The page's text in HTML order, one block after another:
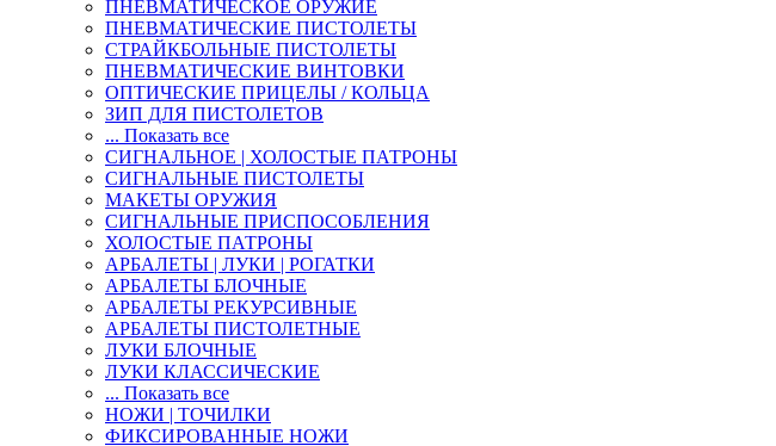
ПНЕВМАТИЧЕСКОЕ ОРУЖИЕ
ПНЕВМАТИЧЕСКИЕ ПИСТОЛЕТЫ
СТРАЙКБОЛЬНЫЕ ПИСТОЛЕТЫ
ПНЕВМАТИЧЕСКИЕ ВИНТОВКИ
ОПТИЧЕСКИЕ ПРИЦЕЛЫ / КОЛЬЦА
ЗИП ДЛЯ ПИСТОЛЕТОВ
... Показать все
СИГНАЛЬНОЕ | ХОЛОСТЫЕ ПАТРОНЫ
СИГНАЛЬНЫЕ ПИСТОЛЕТЫ
МАКЕТЫ ОРУЖИЯ
СИГНАЛЬНЫЕ ПРИСПОСОБЛЕНИЯ
ХОЛОСТЫЕ ПАТРОНЫ
АРБАЛЕТЫ | ЛУКИ | РОГАТКИ
АРБАЛЕТЫ БЛОЧНЫЕ
АРБАЛЕТЫ РЕКУРСИВНЫЕ
АРБАЛЕТЫ ПИСТОЛЕТНЫЕ
ЛУКИ БЛОЧНЫЕ
ЛУКИ КЛАССИЧЕСКИЕ
... Показать все
НОЖИ | ТОЧИЛКИ
ФИКСИРОВАННЫЕ НОЖИ